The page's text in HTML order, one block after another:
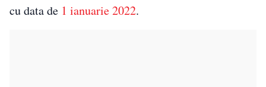
cu data de 1 ianuarie 2022.